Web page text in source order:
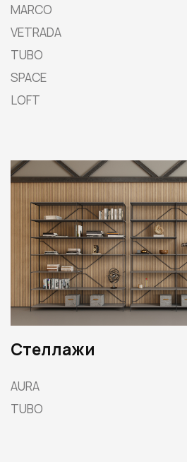
MARCO
VETRADA
TUBO
SPACE
LOFT
Стеллажи
AURA
TUBO